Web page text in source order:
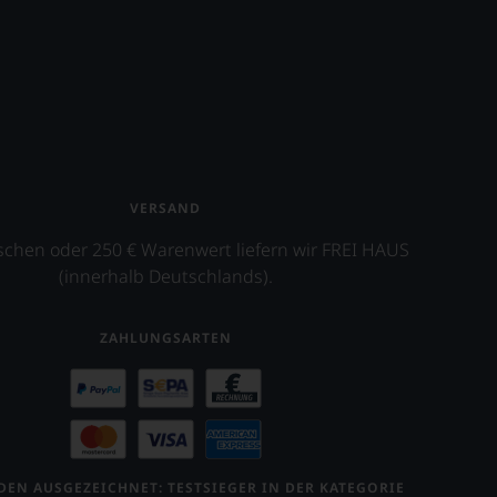
VERSAND
oder 250 € Warenwert liefern wir FREI HAUS
(innerhalb Deutschlands).
ZAHLUNGSARTEN
AUSGEZEICHNET: TESTSIEGER IN DER KATEGORIE